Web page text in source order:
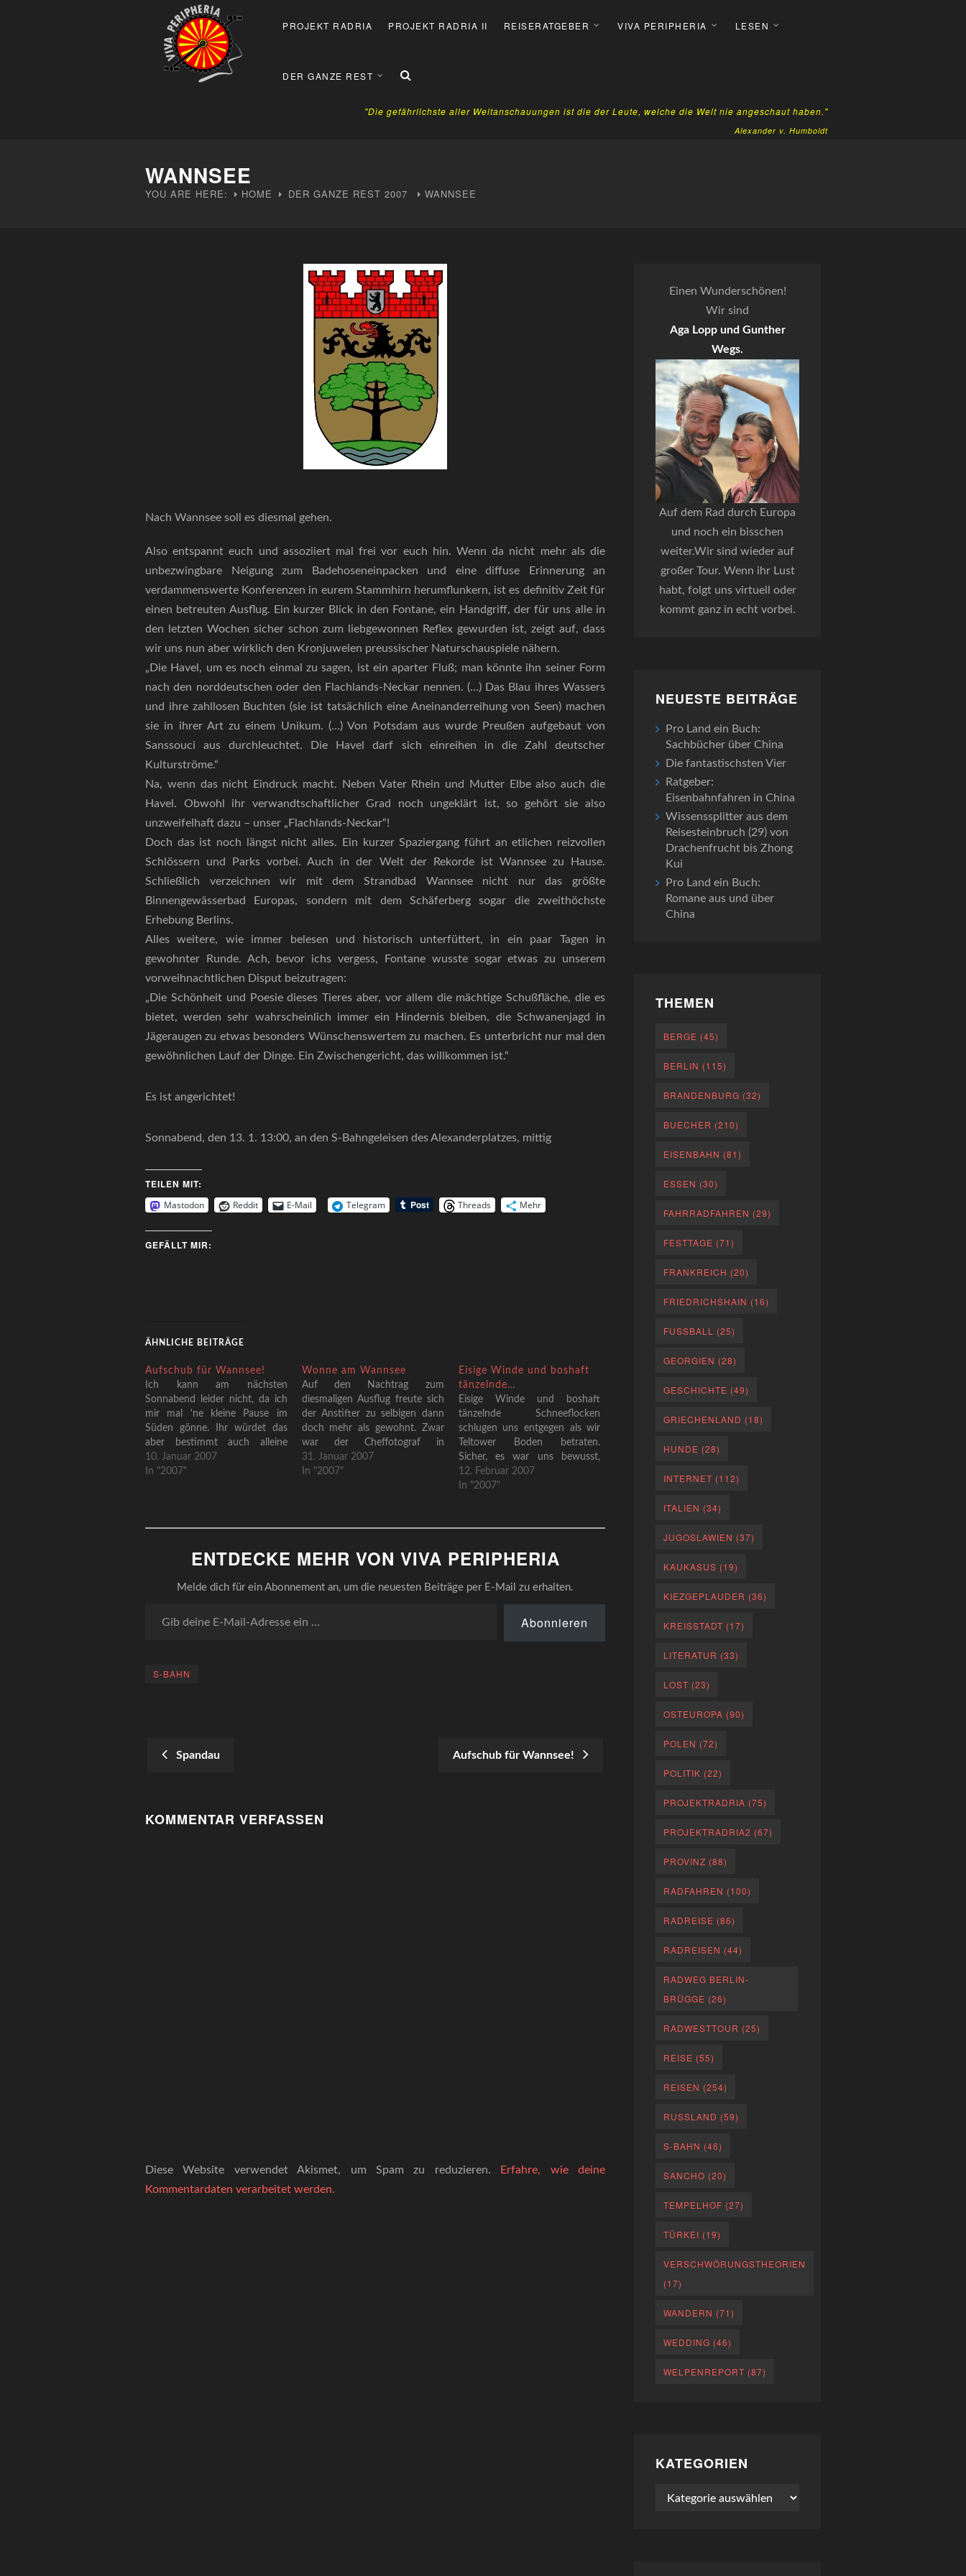
PROJEKT RADRIA PROJEKT RADRIA II REISERATGEBER VIVA PERIPHERIA LESEN
DER GANZE REST
"Die gefährlichste aller Weltanschauungen ist die der Leute, welche die Welt nie angeschaut haben."
Alexander v. Humboldt
WANNSEE
YOU ARE HERE: HOME DER GANZE REST 2007 WANNSEE
Nach Wannsee soll es diesmal gehen.
Also entspannt euch und assoziiert mal frei vor euch hin. Wenn da nicht mehr als die
unbezwingbare Neigung zum Badehoseneinpacken und eine diffuse Erinnerung an
verdammenswerte Konferenzen in eurem Stammhirn herumflunkern, ist es definitiv Zeit für
einen betreuten Ausflug. Ein kurzer Blick in den Fontane, ein Handgriff, der für uns alle in
den letzten Wochen sicher schon zum liebgewonnen Reflex gewurden ist, zeigt auf, dass
wir uns nun aber wirklich den Kronjuwelen preussischer Naturschauspiele nähern.
„Die Havel, um es noch einmal zu sagen, ist ein aparter Fluß; man könnte ihn seiner Form
nach den norddeutschen oder den Flachlands-Neckar nennen. (…) Das Blau ihres Wassers
und ihre zahllosen Buchten (sie ist tatsächlich eine Aneinanderreihung von Seen) machen
sie in ihrer Art zu einem Unikum. (…) Von Potsdam aus wurde Preußen aufgebaut von
Sanssouci aus durchleuchtet. Die Havel darf sich einreihen in die Zahl deutscher
Kulturströme.“
Na, wenn das nicht Eindruck macht. Neben Vater Rhein und Mutter Elbe also auch die
Havel. Obwohl ihr verwandtschaftlicher Grad noch ungeklärt ist, so gehört sie also
unzweifelhaft dazu – unser „Flachlands-Neckar“!
Doch das ist noch längst nicht alles. Ein kurzer Spaziergang führt an etlichen reizvollen
Schlössern und Parks vorbei. Auch in der Welt der Rekorde ist Wannsee zu Hause.
Schließlich verzeichnen wir mit dem Strandbad Wannsee nicht nur das größte
Binnengewässerbad Europas, sondern mit dem Schäferberg sogar die zweithöchste
Erhebung Berlins.
Alles weitere, wie immer belesen und historisch unterfüttert, in ein paar Tagen in
gewohnter Runde. Ach, bevor ichs vergess, Fontane wusste sogar etwas zu unserem
vorweihnachtlichen Disput beizutragen:
„Die Schönheit und Poesie dieses Tieres aber, vor allem die mächtige Schußfläche, die es
bietet, werden sehr wahrscheinlich immer ein Hindernis bleiben, die Schwanenjagd in
Jägeraugen zu etwas besonders Wünschenswertem zu machen. Es unterbricht nur mal den
gewöhnlichen Lauf der Dinge. Ein Zwischengericht, das willkommen ist.“
Es ist angerichtet!
Sonnabend, den 13. 1. 13:00, an den S-Bahngeleisen des Alexanderplatzes, mittig
TEILEN MIT:
Mastodon Reddit E-Mail Telegram Threads Mehr
GEFÄLLT MIR:
ÄHNLICHE BEITRÄGE
Aufschub für Wannsee!
Ich kann am nächsten
Sonnabend leider nicht, da ich
mir mal 'ne kleine Pause im
Süden gönne. Ihr würdet das
aber bestimmt auch alleine
hinkriegen. Ich glaub an euch!
Aber egal was ihr macht, wann
damit ihr euch bis dahin nicht
10. Januar 2007
In "2007"
Wonne am Wannsee
Auf den Nachtrag zum
diesmaligen Ausflug freute sich
der Anstifter zu selbigen dann
doch mehr als gewohnt. Zwar
war der Cheffotograf in
stilistischer Mission anderweitig
unterwegs (wie man an den
gelungener Sonnabend.Es
meteorologisch-mystischen
31. Januar 2007
In "2007"
Eisige Winde und boshaft
tänzelnde…
Eisige Winde und boshaft
tänzelnde Schneeflocken
schlugen uns entgegen als wir
Teltower Boden betraten.
Sicher, es war uns bewusst,
dass nach den Filetstücken
Wannsee und Potsdam nun
zukommen würde, aber dies
entbehrungsreicher als
zögerlichen
12. Februar 2007
In "2007"
ENTDECKE MEHR VON VIVA PERIPHERIA
Melde dich für ein Abonnement an, um die neuesten Beiträge per E-Mail zu erhalten.
Abonnieren
S-BAHN
NAVIGATION
Spandau Aufschub für Wannsee!
KOMMENTAR VERFASSEN
Diese Website verwendet Akismet, um Spam zu reduzieren.
Erfahre, wie deine
Kommentardaten verarbeitet werden.
Einen Wunderschönen!
Wir sind
Aga Lopp und Gunther
Wegs.
Auf dem Rad durch Europa
und noch ein bisschen
weiter.Wir sind wieder auf
großer Tour. Wenn ihr Lust
habt, folgt uns virtuell oder
kommt ganz in echt vorbei.
NEUESTE BEITRÄGE
Pro Land ein Buch:
Sachbücher über China
Die fantastischsten Vier
Ratgeber:
Eisenbahnfahren in China
Wissenssplitter aus dem
Reisesteinbruch (29) von
Drachenfrucht bis Zhong
Kui
Pro Land ein Buch:
Romane aus und über
China
THEMEN
BERGE (45)
BERLIN (115)
BRANDENBURG (32)
BUECHER (210)
EISENBAHN (81)
ESSEN (30)
FAHRRADFAHREN (29)
FESTTAGE (71)
FRANKREICH (20)
FRIEDRICHSHAIN (16)
FUSSBALL (25)
GEORGIEN (28)
GESCHICHTE (49)
GRIECHENLAND (18)
HUNDE (28)
INTERNET (112)
ITALIEN (34)
JUGOSLAWIEN (37)
KAUKASUS (19)
KIEZGEPLAUDER (36)
KREISSTADT (17)
LITERATUR (33)
LOST (23)
OSTEUROPA (90)
POLEN (72)
POLITIK (22)
PROJEKTRADRIA (75)
PROJEKTRADRIA2 (67)
PROVINZ (88)
RADFAHREN (100)
RADREISE (86)
RADREISEN (44)
RADWEG BERLIN-
BRÜGGE (26)
RADWESTTOUR (25)
REISE (55)
REISEN (254)
RUSSLAND (59)
S-BAHN (46)
SANCHO (20)
TEMPELHOF (27)
TÜRKEI (19)
VERSCHWÖRUNGSTHEORIEN
(17)
WANDERN (71)
WEDDING (46)
WELPENREPORT (87)
KATEGORIEN
Kategorien